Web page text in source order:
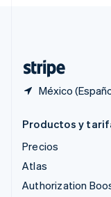
México
Productos y
Precios
Atlas
Authorization